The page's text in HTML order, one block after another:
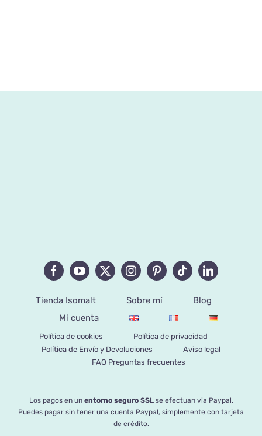
Tienda Isomalt Sobre mí
Blog
Mi cuenta
Política de cookies
Política de privacidad
Política de Envío y Devoluciones
Aviso legal
FAQ Preguntas frecuentes
Los pagos en un entorno seguro SSLse efectuan via Paypal.
Puedes pagar sin tener una cuenta Paypal, simplemente con tarjeta
de crédito.